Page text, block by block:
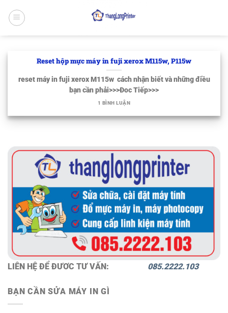
qua
LIÊN HỆ ĐỂ ĐƯƠC TƯ VẤN: 085.2222.103
BẠN CẦN SỬA MÁY IN GÌ
Reset hộp mực máy in fuji xerox M115w, P115w
reset máy in fuji xerox M115w cách nhận biết và những điều
bạn cần phải>>>Đoc Tiếp>>>
1 BÌNH LUẬN